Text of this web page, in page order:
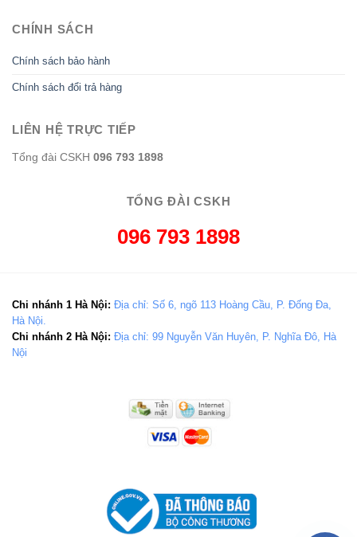
CHÍNH SÁCH
Chính sách bảo hành
Chính sách đổi trả hàng
LIÊN HỆ TRỰC TIẾP
Tổng đài CSKH 096 793 1898
TỔNG ĐÀI CSKH
096 793 1898
Chi nhánh 1 Hà Nội: Địa chỉ: Số 6, ngõ 113 Hoàng Cầu, P. Đống Đa,
Hà Nội.
Chi nhánh 2 Hà Nội: Địa chỉ: 99 Nguyễn Văn Huyên, P. Nghĩa Đô, Hà
Nội